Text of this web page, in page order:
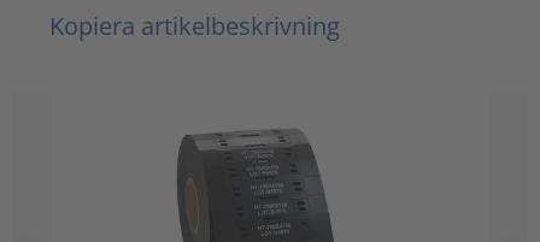
Kopiera artikelbeskrivning